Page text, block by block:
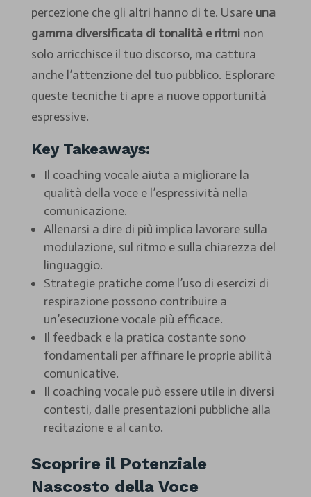
percezione che gli altri hanno di te. Usare una
gamma diversificata di tonalità e ritminon
solo arricchisce il tuo discorso, ma cattura
anche l’attenzione del tuo pubblico. Esplorare
queste tecniche ti apre a nuove opportunità
espressive.
Key Takeaways:
Il coaching vocale aiuta a migliorare la
qualità della voce e l’espressività nella
comunicazione.
Allenarsi a dire di più implica lavorare sulla
modulazione, sul ritmo e sulla chiarezza del
linguaggio.
Strategie pratiche come l’uso di esercizi di
respirazione possono contribuire a
un’esecuzione vocale più efficace.
Il feedback e la pratica costante sono
fondamentali per affinare le proprie abilità
comunicative.
Il coaching vocale può essere utile in diversi
contesti, dalle presentazioni pubbliche alla
recitazione e al canto.
Scoprire il Potenziale
Nascosto della Voce